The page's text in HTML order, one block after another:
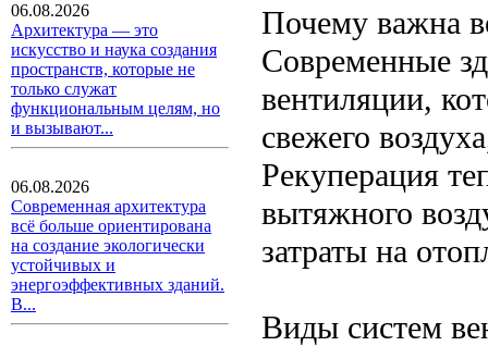
06.08.2026
Архитектура — это
искусство и наука создания
пространств, которые не
только служат
функциональным целям, но
и вызывают...
06.08.2026
Современная архитектура
всё больше ориентирована
на создание экологически
устойчивых и
энергоэффективных зданий.
В...
Почему важна
Современные
вентиляции,
свежего
Рекуперация
вытяжного
затраты на
Виды систем